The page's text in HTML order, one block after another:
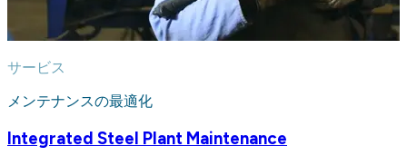
サービス
メンテナンスの最適化
Integrated Steel Plant Maintenance